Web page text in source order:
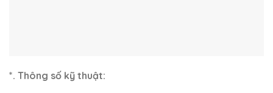
*. Thông số kỹ thuật: